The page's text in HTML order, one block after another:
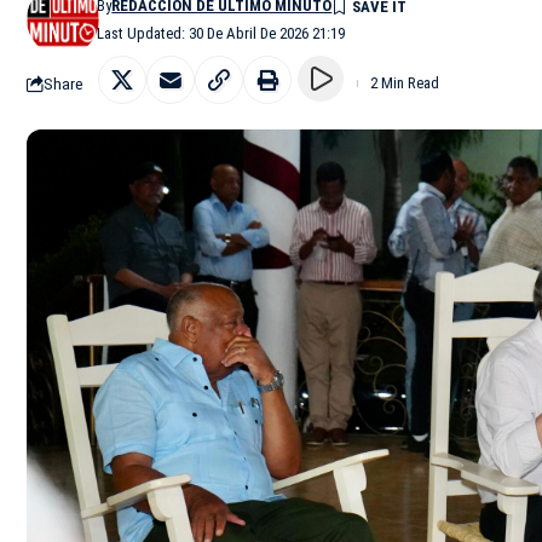
Last Updated: 30 De Abril De 2026 21:19
ByREDACCIÓN DE ÚLTIMO MINUTO
Share 2 Min Read